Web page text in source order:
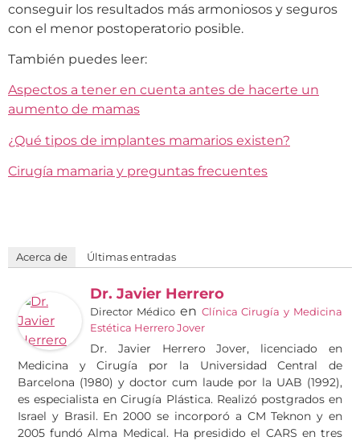
conseguir los resultados más armoniosos y seguros
con el menor postoperatorio posible.
También puedes leer:
Aspectos a tener en cuenta antes de hacerte un
aumento de mamas
¿Qué tipos de implantes mamarios existen?
Cirugía mamaria y preguntas frecuentes
Acerca de Últimas entradas
Dr. Javier Herrero
Director Médicoen Clínica Cirugía y Medicina
Estética Herrero Jover
Dr. Javier Herrero Jover, licenciado en
Medicina y Cirugía por la Universidad Central de
Barcelona (1980) y doctor cum laude por la UAB (1992),
es especialista en Cirugía Plástica. Realizó postgrados en
Israel y Brasil. En 2000 se incorporó a CM Teknon y en
2005 fundó Alma Medical. Ha presidido el CARS en tres